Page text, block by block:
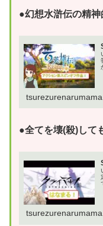
●幻想水滸伝の精
●全てを壊(殺)して